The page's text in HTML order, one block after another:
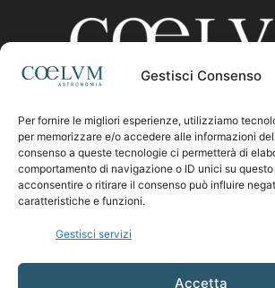
Gestisci Consenso
Per fornire le migliori esperienze, utilizziamo
per memorizzare e/o accedere alle informazioni
consenso a queste tecnologie ci permetterà di
comportamento di navigazione o ID unici su questo
acconsentire o ritirare il consenso può influire
caratteristiche e funzioni.
Gestisci servizi
Accetta
CHI SIAMO
Contattaci: